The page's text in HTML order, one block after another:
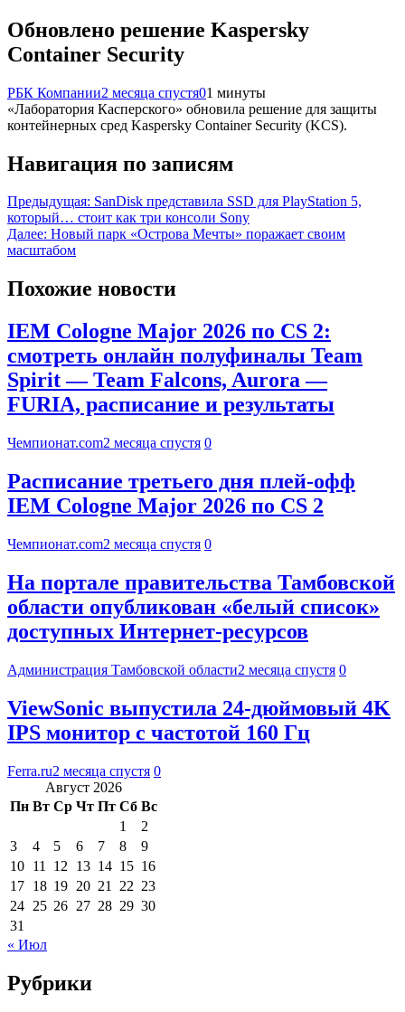
Обновлено решение Kaspersky
Container Security
РБК Компании2 месяца спустя01 минуты
«Лаборатория Касперского» обновила решение для защиты
контейнерных сред Kaspersky Container Security (KCS).
Навигация по записям
Предыдущая: SanDisk представила SSD для PlayStation 5,
который… стоит как три консоли Sony
Далее: Новый парк «Острова Мечты» поражает своим
масштабом
Похожие новости
IEM Cologne Major 2026 по CS 2:
смотреть онлайн полуфиналы Team
Spirit — Team Falcons, Aurora —
FURIA, расписание и результаты
Чемпионат.com2 месяца спустя 0
Расписание третьего дня плей-офф
IEM Cologne Major 2026 по CS 2
Чемпионат.com2 месяца спустя 0
На портале правительства Тамбовской
области опубликован «белый список»
доступных Интернет-ресурсов
Администрация Тамбовской области2 месяца спустя 0
ViewSonic выпустила 24-дюймовый 4K
IPS монитор с частотой 160 Гц
Ferra.ru2 месяца спустя 0
Август 2026
Пн Вт Ср Чт Пт Сб Вс
1
2
3
4 5 6 7 8
9
10 11 12 13 14 15 16
17 18 19 20 21 22 23
24 25 26 27 28 29 30
31
« Июл
Рубрики